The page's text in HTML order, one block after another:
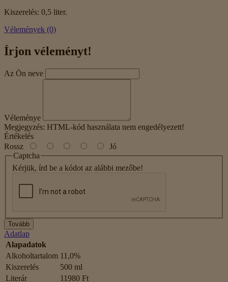
Kiszerelés: 0,5 liter.
Vélemények (0)
Írjon véleményt!
Az Ön neve
Véleménye
Megjegyzés: HTML-kód használata nem engedélyezett!
Értékelés
Rossz
Jó
Captcha
Kérjük, írd be a kódot az alábbi mezőbe!
Tovább
Adatlap
Alapadatok
Alkoholtartalom 11,0%
Kiszerelés
500 ml
Literár
11980 Ft